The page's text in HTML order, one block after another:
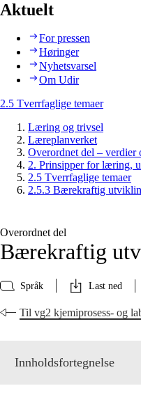
Aktuelt
For pressen
Høringer
Nyhetsvarsel
Om Udir
2.5 Tverrfaglige temaer
Læring og trivsel
Læreplanverket
Overordnet del –
2. Prinsipper for læring,
2.5 Tverrfaglige temaer
2.5.3 Bærekraftig
Overordnet del
Bærekraftig
Språk Last ned
Til vg2 kjemiprosess- og
Innholdsfortegnelse